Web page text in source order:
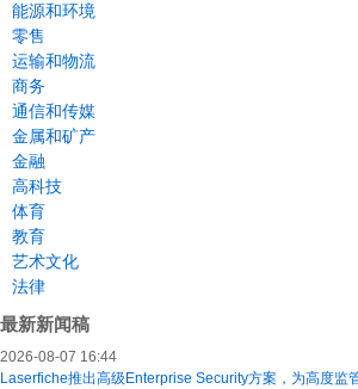
能源和环境
零售
运输和物流
商务
通信和传媒
金属和矿产
金融
高科技
体育
教育
艺术文化
法律
最新新闻稿
2026-08-07 16:44
Laserfiche推出高级Enterprise Security方案，为高度监